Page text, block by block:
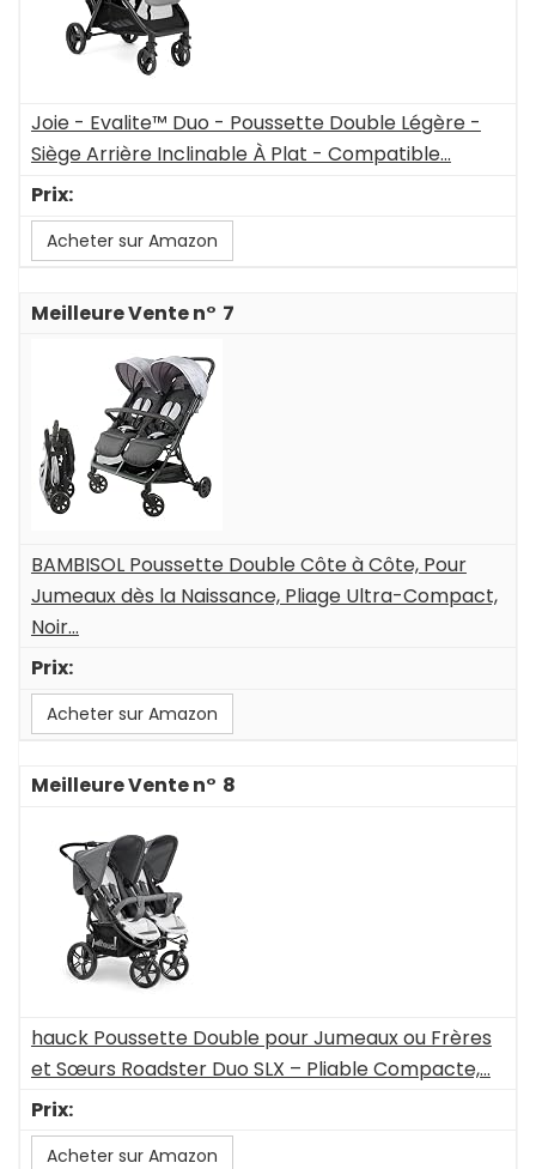
Joie - Evalite™ Duo - Poussette Double Légère -
Siège Arrière Inclinable À Plat - Compatible...
Acheter sur Amazon
7
BAMBISOL Poussette Double Côte à Côte, Pour
Jumeaux dès la Naissance, Pliage Ultra-Compact,
Noir...
Acheter sur Amazon
8
hauck Poussette Double pour Jumeaux ou Frères
et Sœurs Roadster Duo SLX – Pliable Compacte,...
Acheter sur Amazon